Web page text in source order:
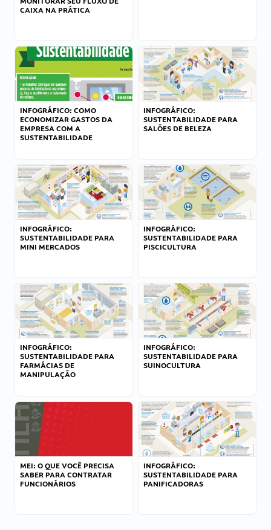
CAIXA NA PRÁTICA
INFOGRÁFICO: COMO
ECONOMIZAR GASTOS DA
EMPRESA COM A
SUSTENTABILIDADE
INFOGRÁFICO:
SUSTENTABILIDADE PARA
SALÕES DE BELEZA
INFOGRÁFICO:
SUSTENTABILIDADE PARA
MINI MERCADOS
INFOGRÁFICO:
SUSTENTABILIDADE PARA
PISCICULTURA
INFOGRÁFICO:
SUSTENTABILIDADE PARA
FARMÁCIAS DE
MANIPULAÇÃO
INFOGRÁFICO:
SUSTENTABILIDADE PARA
SUINOCULTURA
MEI: O QUE VOCÊ PRECISA
SABER PARA CONTRATAR
FUNCIONÁRIOS
INFOGRÁFICO:
SUSTENTABILIDADE PARA
PANIFICADORAS